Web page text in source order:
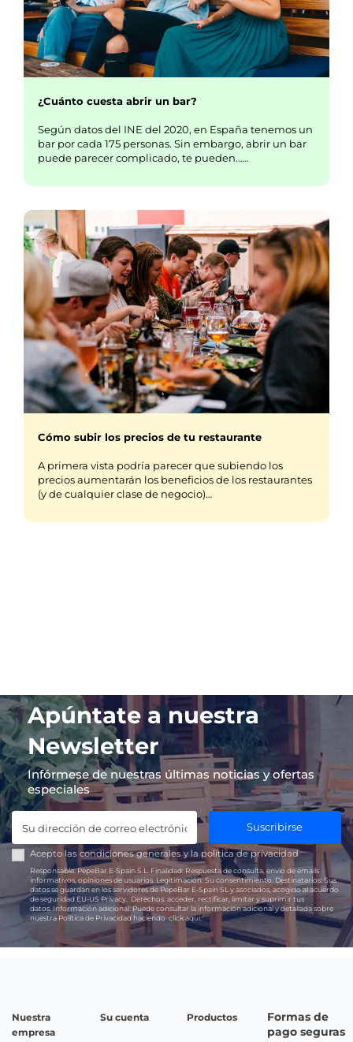
¿Cuánto cuesta abrir un bar?
Según datos del INE del 2020, en España tenemos un
bar por cada 175 personas. Sin embargo, abrir un bar
puede parecer complicado, te pueden……
Cómo subir los precios de tu restaurante
A primera vista podría parecer que subiendo los
precios aumentarán los beneficios de los restaurantes
(y de cualquier clase de negocio)…
Apúntate a nuestra
Newsletter
Infórmese de nuestras últimas noticias y ofertas
especiales
Suscribirse
Acepto las condiciones generales y lapolítica de privacidad
Responsable:PepeBar E-Spain S.L. Finalidad: Respuesta de consulta, envío de emails
informativos, opiniones de usuarios. Legitimación: Su consentimiento. Destinatarios:Sus
datos se guardan en los servidores de PepeBar E-Spain SL y asociados, acogido al acuerdo
de seguridad EU-US Privacy. Derechos: acceder, rectificar, limitar y suprimir tus
datos.Información adicional:Puede consultar la información adicional y detallada sobre
nuestra Política de Privacidad haciendoclick aquí.
Nuestra
empresa
Su cuenta Productos
Formas de
pago seguras